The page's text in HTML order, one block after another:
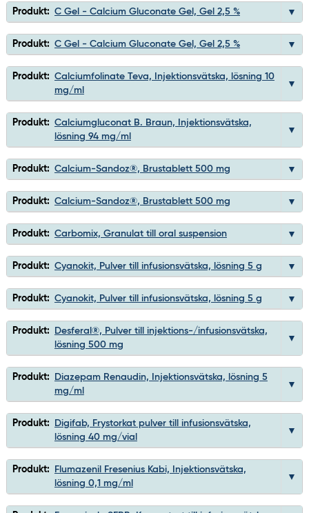
Produkt: C Gel - Calcium Gluconate Gel, Gel 2,5 %
Produkt: C Gel - Calcium Gluconate Gel, Gel 2,5 %
Produkt: Calciumfolinate Teva, Injektionsvätska, lösning 10
mg/ml
Produkt: Calciumgluconat B. Braun, Injektionsvätska,
lösning 94 mg/ml
Produkt: Calcium-Sandoz®, Brustablett 500 mg
Produkt: Calcium-Sandoz®, Brustablett 500 mg
Produkt: Carbomix, Granulat till oral suspension
Produkt: Cyanokit, Pulver till infusionsvätska, lösning 5 g
Produkt: Cyanokit, Pulver till infusionsvätska, lösning 5 g
Produkt:
Desferal®, Pulver till injektions-/infusionsvätska,
lösning 500 mg
Produkt:
Diazepam Renaudin, Injektionsvätska, lösning 5
mg/ml
Produkt:
Digifab, Frystorkat pulver till infusionsvätska,
lösning 40 mg/vial
Produkt:
Flumazenil Fresenius Kabi, Injektionsvätska,
lösning 0,1 mg/ml